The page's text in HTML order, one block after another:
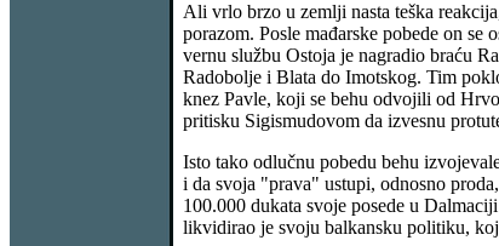
Ali vrlo brzo u zemlji nasta teška
porazom. Posle mađarske pobede on
vernu službu Ostoja je nagradio braću
Radobolje i Blata do Imotskog. Tim
knez Pavle, koji se behu odvojili od
pritisku Sigismudovom da izvesnu
Isto tako odlučnu pobedu behu
i da svoja "prava" ustupi, odnosno
100.000 dukata svoje posede u
likvidirao je svoju balkansku politiku,